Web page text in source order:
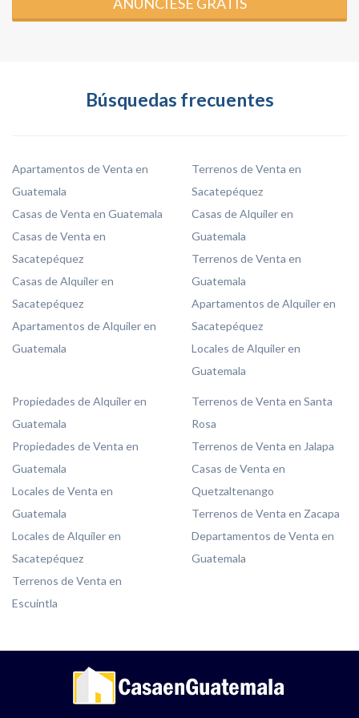
Búsquedas frecuentes
Apartamentos de Venta en
Guatemala
Casas de Venta en Guatemala
Casas de Venta en
Sacatepéquez
Casas de Alquiler en
Sacatepéquez
Apartamentos de Alquiler en
Guatemala
Terrenos de Venta en
Sacatepéquez
Casas de Alquiler en
Guatemala
Terrenos de Venta en
Guatemala
Apartamentos de Alquiler en
Sacatepéquez
Locales de Alquiler en
Guatemala
Propiedades de Alquiler en
Guatemala
Propiedades de Venta en
Guatemala
Locales de Venta en
Guatemala
Locales de Alquiler en
Sacatepéquez
Terrenos de Venta en
Escuintla
Terrenos de Venta en Santa
Rosa
Terrenos de Venta en Jalapa
Casas de Venta en
Quetzaltenango
Terrenos de Venta en Zacapa
Departamentos de Venta en
Guatemala